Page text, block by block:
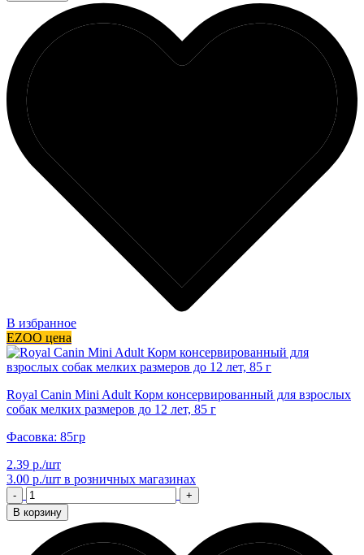
В избранное
EZOO цена
Royal Canin Mini Adult Корм консервированный для взрослых
собак мелких размеров до 12 лет, 85 г
Фасовка: 85гр
2.39 р./шт
3.00 р./шт в розничных магазинах
-
+
В корзину